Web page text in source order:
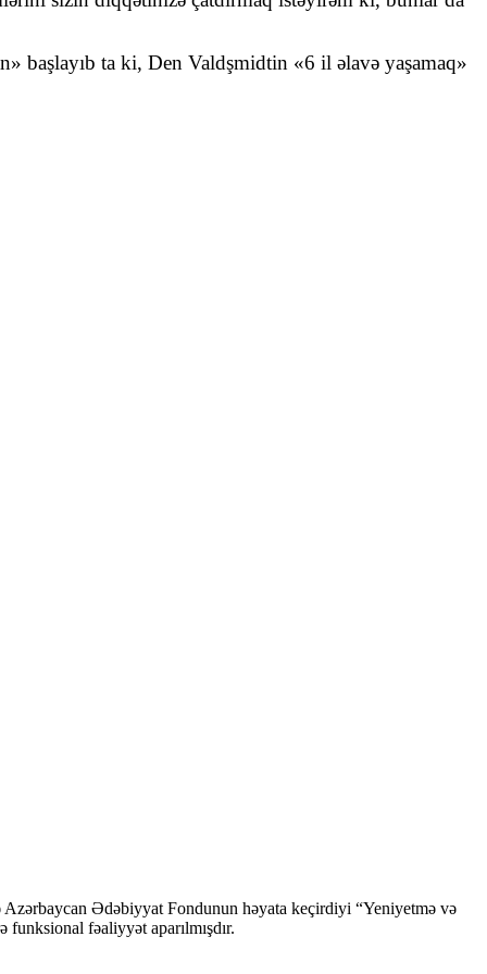
başlayıb ta ki, Den Valdşmidtin «6 il əlavə yaşamaq»
Ədəbiyyat Fondunun həyata keçirdiyi “Yeniyetmə və
fəaliyyət aparılmışdır.